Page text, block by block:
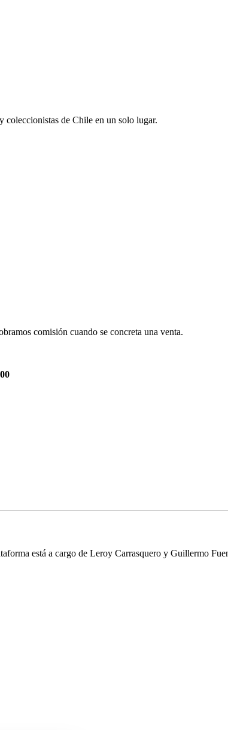
coleccionistas de Chile en un solo lugar.
comisión cuando se concreta una venta.
está a cargo de Leroy Carrasquero y Guillermo